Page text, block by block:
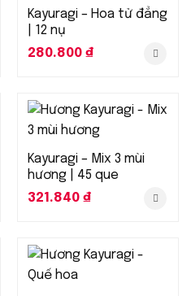
Kayuragi – Hoa tử đẳng
| 12 nụ
280.800 ₫
Kayuragi – Mix 3 mùi
hương | 45 que
321.840 ₫